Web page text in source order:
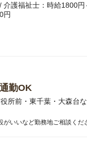
護福祉士：時給1800円
円
勤OK
所前・東千葉・大森台
いいなど勤務地ご相談くだ